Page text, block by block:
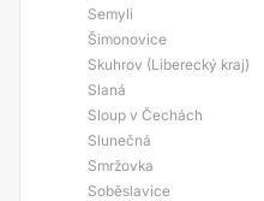
Semyli
Šimonovice
Skuhrov (Liberecký kraj)
Slaná
Sloup v Čechách
Slunečná
Smržovka
Soběslavice